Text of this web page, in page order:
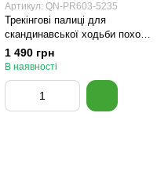
Артикул: QN-PR603-5235
Трекінгові палиці для
скандинавської ходьби походу
в гори спортивної прогулянки
хайкінгу Qunatue PR603 Чорні
1 490 грн
В наявності